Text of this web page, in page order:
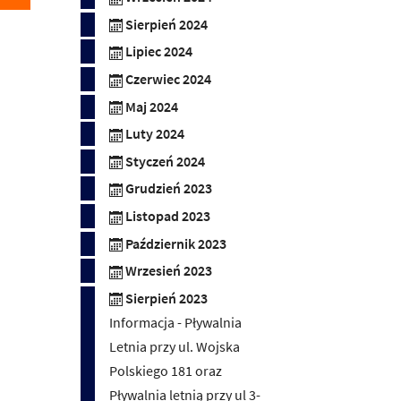
Sierpień 2024
Lipiec 2024
Czerwiec 2024
Maj 2024
Luty 2024
Styczeń 2024
Grudzień 2023
Listopad 2023
Październik 2023
Wrzesień 2023
Sierpień 2023
Informacja - Pływalnia
Letnia przy ul. Wojska
Polskiego 181 oraz
Pływalnia letnią przy ul 3-